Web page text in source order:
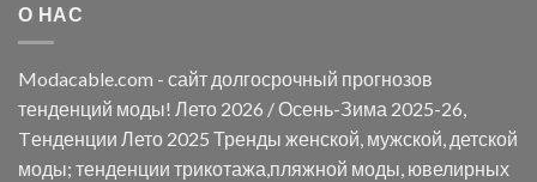
О НАС
Modacable.com - сайт долгосрочный прогнозов
тенденций моды! Лето 2026 / Осень-Зима 2025-26,
Tенденции Лето 2025 Тренды женской, мужской, детской
моды; тенденции трикотажа,пляжной моды, ювелирных